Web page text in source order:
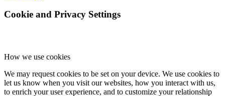
Cookie and Privacy Settings
How we use cookies
We may request cookies to be set on your device. We use cookies to
let us know when you visit our websites, how you interact with us,
to enrich your user experience, and to customize your relationship